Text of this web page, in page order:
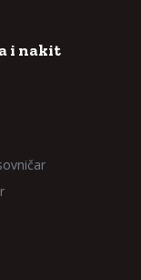
i nakit